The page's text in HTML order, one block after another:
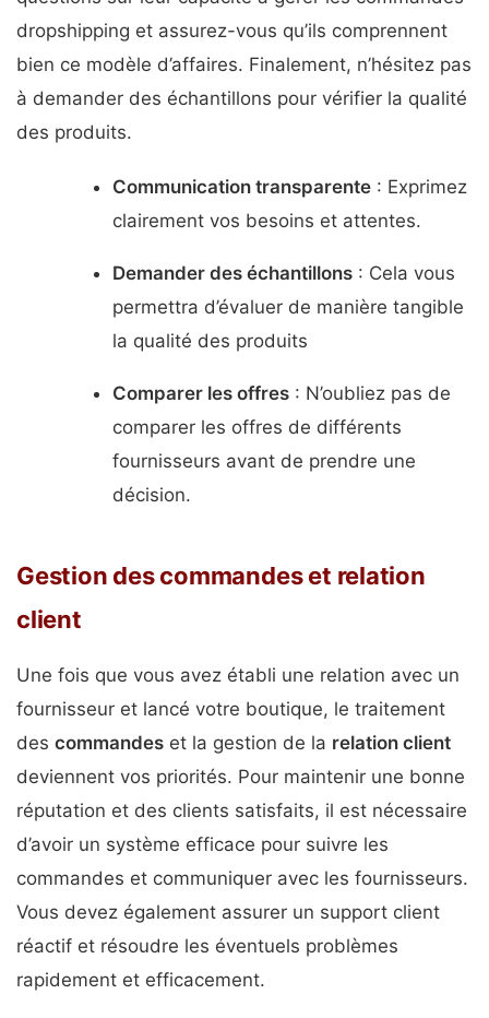
dropshipping et assurez-vous qu’ils comprennent
bien ce modèle d’affaires. Finalement, n’hésitez pas
à demander des échantillons pour vérifier la qualité
des produits.
Communication transparente: Exprimez
clairement vos besoins et attentes.
Demander des échantillons: Cela vous
permettra d’évaluer de manière tangible
la qualité des produits
Comparer les offres: N’oubliez pas de
comparer les offres de différents
fournisseurs avant de prendre une
décision.
Gestion des commandes et relation
client
Une fois que vous avez établi une relation avec un
fournisseur et lancé votre boutique, le traitement
des commandes et la gestion de la relation client
deviennent vos priorités. Pour maintenir une bonne
réputation et des clients satisfaits, il est nécessaire
d’avoir un système efficace pour suivre les
commandes et communiquer avec les fournisseurs.
Vous devez également assurer un support client
réactif et résoudre les éventuels problèmes
rapidement et efficacement.